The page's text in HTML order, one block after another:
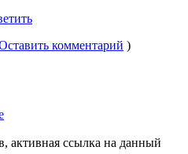
комментарий )
активная ссылка на данный